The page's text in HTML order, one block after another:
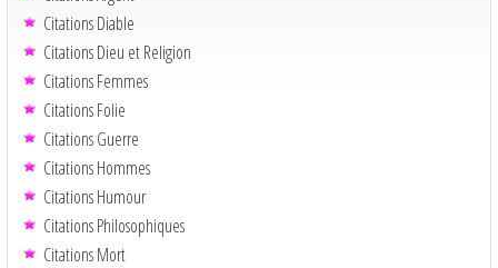
Citations Diable
Citations Dieu et Religion
Citations Femmes
Citations Folie
Citations Guerre
Citations Hommes
Citations Humour
Citations Philosophiques
Citations Mort